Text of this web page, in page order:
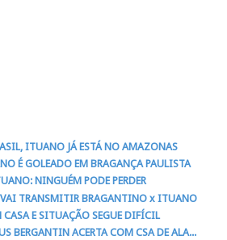
ITUANO JÁ ESTÁ NO AMAZONAS
É GOLEADO EM BRAGANÇA PAULISTA
NINGUÉM PODE PERDER
TRANSMITIR BRAGANTINO x ITUANO
CASA E SITUAÇÃO SEGUE DIFÍCIL
BERGANTIN ACERTA COM CSA DE ALA...